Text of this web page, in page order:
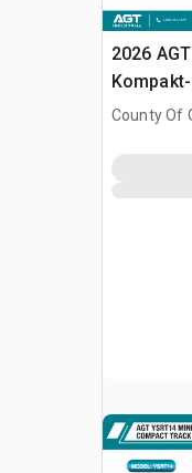
2026
(Unused)
County Of